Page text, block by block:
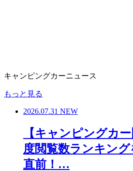
キャンピングカーニュース
もっと見る
2026.07.31 NEW
【キャンピングカ
度閲覧数ランキン
直前！…